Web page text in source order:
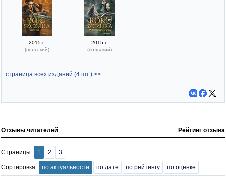
2015 г.
(польский)
2015 г.
(польский)
страница всех изданий (4 шт.) >>
Отзывы читателей Рейтинг отзыва
Страницы: 1 2 3
Сортировка: по актуальности по дате по рейтингу по оценке